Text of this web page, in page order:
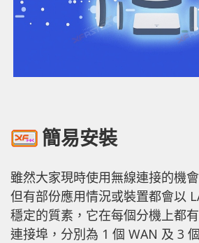
簡易安裝
雖然大家現時使用無線連接的機
但有部份應用情況或裝置都會以
穩定的質素，它在每個分機上都
連接埠，分別為 1 個 WAN 及 3